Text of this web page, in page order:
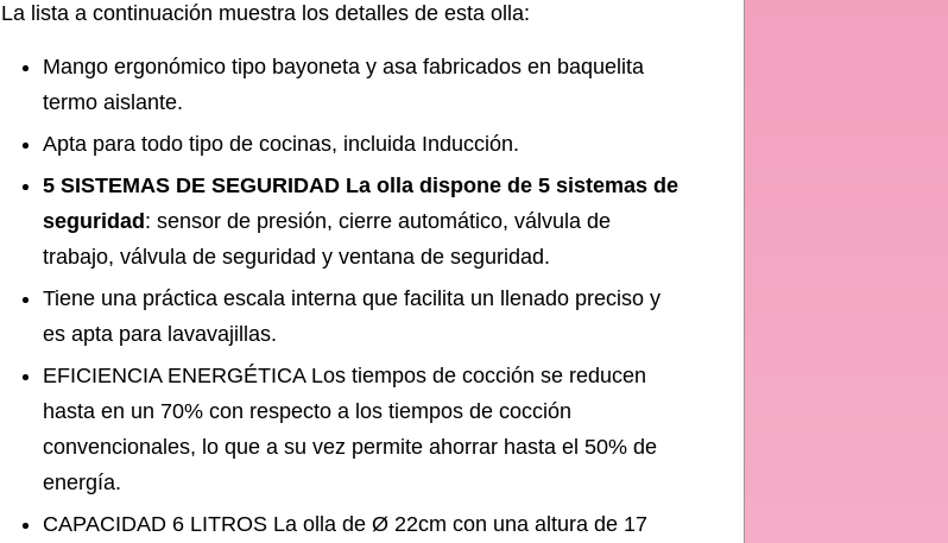
La lista a continuación muestra los detalles de esta olla:
Mango ergonómico tipo bayoneta y asa fabricados en baquelita
termo aislante.
Apta para todo tipo de cocinas, incluida Inducción.
5 SISTEMAS DE SEGURIDAD La olla dispone de 5 sistemas de
seguridad : sensor de presión, cierre automático, válvula de
trabajo, válvula de seguridad y ventana de seguridad.
Tiene una práctica escala interna que facilita un llenado preciso y
es apta para lavavajillas.
EFICIENCIA ENERGÉTICA Los tiempos de cocción se reducen
hasta en un 70% con respecto a los tiempos de cocción
convencionales, lo que a su vez permite ahorrar hasta el 50% de
energía.
CAPACIDAD 6 LITROS La olla de Ø 22cm con una altura de 17